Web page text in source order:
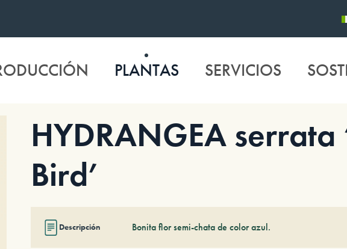
PLANTAS SERVICIOS
HYDRANGEA serrata
Bird’
Descripción Bonita flor semi-chata de color azul.